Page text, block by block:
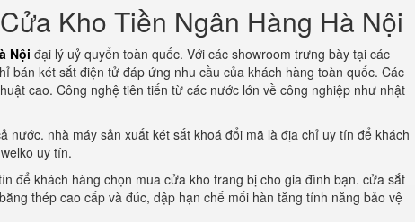
Kho Tiền Ngân Hàng Hà Nội
Nội đại lý uỷ quyển toàn quốc. Với các showroom trưng bày tại các
bán két sắt điện tử đáp ứng nhu cầu của khách hàng toàn quốc. Các
cao. Công nghệ tiên tiến từ các nước lớn về công nghiệp như nhật
nước. nhà máy sản xuất két sắt khoá đổi mã là địa chỉ uy tín để khách
uy tín.
để khách hàng chọn mua cửa kho trang bị cho gia đình bạn. cửa sắt
thép cao cấp và đúc, dập hạn chế mối hàn tăng tính năng bảo vệ